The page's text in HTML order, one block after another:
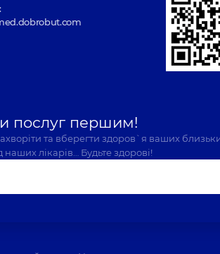
послуг першим!
та вберегти здоров`я ваших
лікарів… Будьте здорові!